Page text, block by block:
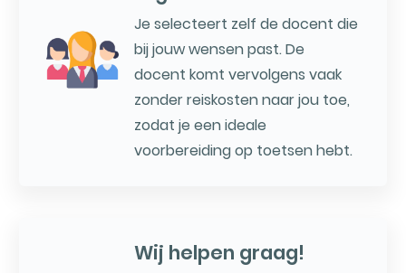
Je selecteert zelf de docent die
bij jouw wensen past. De
docent komt vervolgens vaak
zonder reiskosten naar jou toe,
zodat je een ideale
voorbereiding op toetsen hebt.
Wij helpen graag!